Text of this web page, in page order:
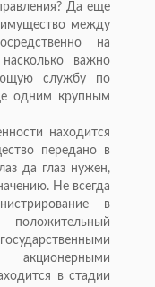
Да еще
имущество между
на
важно
службу по
одним крупным
находится
передано в
да глаз нужен,
Не всегда
в
положительный
акционерными
в стадии